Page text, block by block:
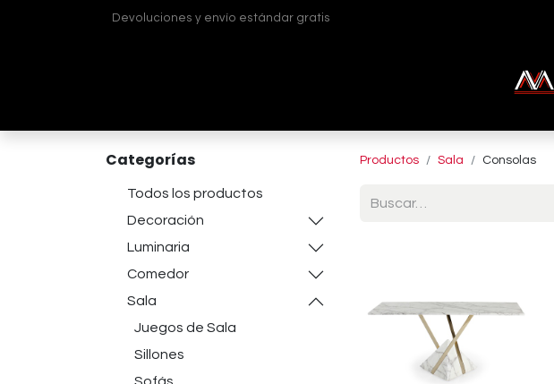
Devoluciones y envío estándar gratis
Categorías
Todos los productos
Decoración
Luminaria
Comedor
Sala
Juegos de Sala
Sillones
Productos Sala Consolas